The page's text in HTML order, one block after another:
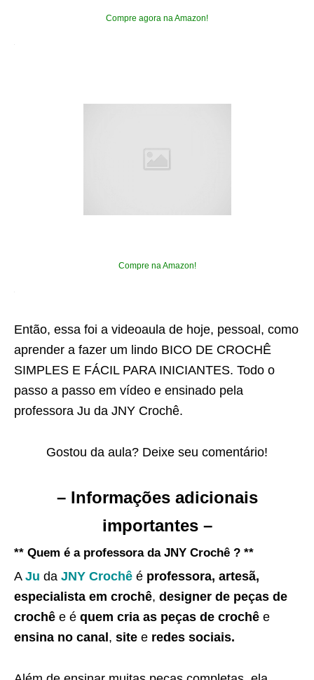
Compre agora na Amazon!
Compre na Amazon!
Então, essa foi a videoaula de hoje, pessoal, como
aprender a fazer um lindo BICO DE CROCHÊ
SIMPLES E FÁCIL PARA INICIANTES. Todo o
passo a passo em vídeo e ensinado pela
professora Ju da JNY Crochê.
Gostou da aula? Deixe seu comentário!
– Informações adicionais
importantes –
** Quem é a professora da JNY Crochê ? **
A Ju da JNY Crochê é professora, artesã,
especialista em crochê, designer de peças de
crochê e é quem cria as peças de crochê e
ensina no canal, site e redes sociais.